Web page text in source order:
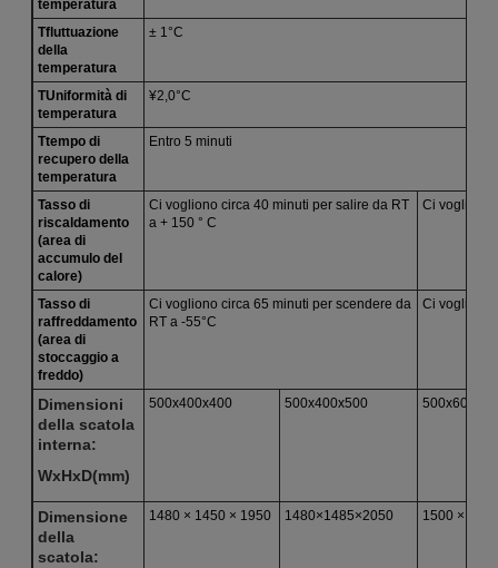
temperatura
Tfluttuazione
della
temperatura
± 1°C
TUniformità di
temperatura
¥2,0°C
Ttempo di
recupero della
temperatura
Entro 5 minuti
Tasso di
riscaldamento
(area di
accumulo del
calore)
Ci vogliono circa 40 minuti per salire da RT
a + 150 ° C
Ci vogliono
Tasso di
raffreddamento
(area di
stoccaggio a
freddo)
Ci vogliono circa 65 minuti per scendere da
RT a -55°C
Ci vogliono
Dimensioni
della scatola
interna:
WxHxD(mm)
500x400x400 500x400x500
Dimensione
della
scatola:
1480 × 1450 × 1950 1480×1485×2050 1500 ×